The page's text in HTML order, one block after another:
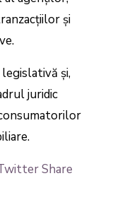
și
și,
juridic
Share